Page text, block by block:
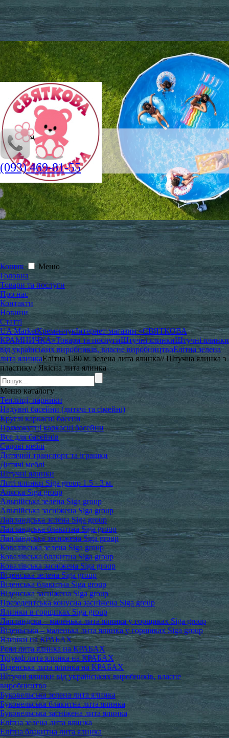
(093) 469-81-55
Кошик
Меню
Головна
Товари та послуги
Про нас
Контакти
Новини
Статті
UA MarketКременчукІнтернет-магазин «СВЯТКОВА
КРАМНИЧКА»Товари та послугиШтучні ялинкиШтучні ялинки
від українських виробників, власне виробництвоЕлітна зелена
лита ялинкаЕлітна 1.80 м. зелена лита ялинка// Штучна ялинка з
пластику / Якісна лита ялинка
Менюкаталогу
Теплиці, парники
Надувні басейни (дитячі та сімейні)
Круглі каркасні басени
Прямокутні каркасні басейни
Все для басейнів
Садові меблі
Дитячий транспорт та іграшки
Дитячі меблі
Штучні ялинки
Литі ялинки Siga group 1.5 - 3 м.
Аляска Siga group
Альпійська зелена Siga group
Альпійська засніжена Siga group
Лапландська зелена Siga group
Лапландська блакитна Siga group
Лапландська засніжена Siga group
Ковалівська зелена Siga group
Ковалівська блакитна Siga group
Ковалівська засніжена Siga group
Віденська зелена Siga group
Віденська блакитна Siga group
Віденська засніжена Siga group
Презедентська конусна засніжена Siga group
Ялинки в горщиках Siga group
Лапландска – маленька лита ялинка у горщиках Siga group
Віденьська – маленька лита ялинка у горщиках Siga group
Ялинки на КРАБАХ
Роял лита ялинка на КРАБАХ
Тріумф лита ялинка на КРАБАХ
Віденська лита ялинка на КРАБАХ
Штучні ялинки від українських виробників, власне
виробництво
Буковельська зелена лита ялинка
Буковельська блакитна лита ялинка
Буковельська засніжена лита ялинка
Елітна зелена лита ялинка
Елітна блакитна лита ялинка